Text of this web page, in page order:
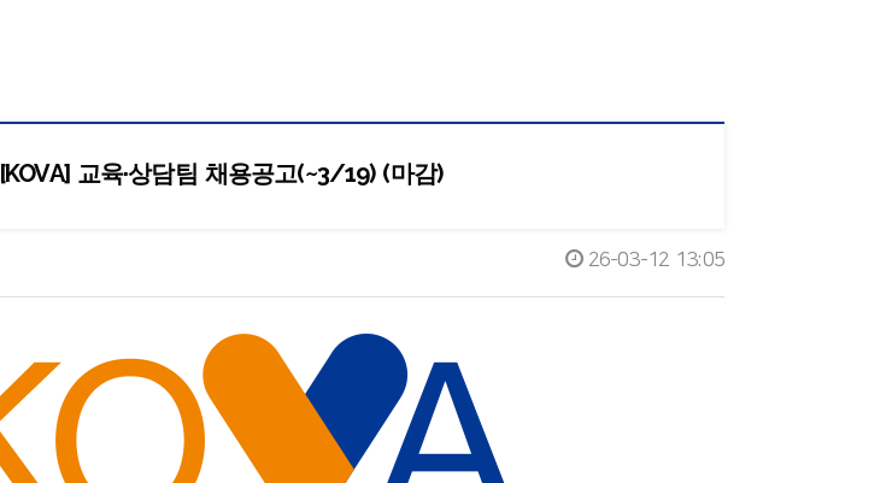
[KOVA] 교육·상담팀 채용공고(~3/19) (마감)
26-03-12 13:05